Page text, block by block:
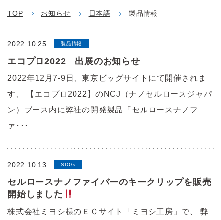
TOP お知らせ 日本語 製品情報
2022.10.25 製品情報
エコプロ2022 出展のお知らせ
2022年12月7‐9日、東京ビッグサイトにて開催されま
す、 【エコプロ2022】のNCJ（ナノセルロースジャパ
ン）ブース内に弊社の開発製品「セルロースナノフ
ァ･･･
2022.10.13 SDGs
セルロースナノファイバーのキークリップを販売
開始しました
株式会社ミヨシ様のＥＣサイト「ミヨシ工房」で、 弊